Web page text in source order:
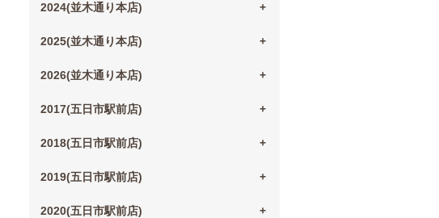
2024(並木通り本店)
2025(並木通り本店)
2026(並木通り本店)
2017(五日市駅前店)
2018(五日市駅前店)
2019(五日市駅前店)
2020(五日市駅前店)